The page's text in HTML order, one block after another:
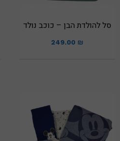
סל להולדת הבן – כוכב נולד
249.00 ₪